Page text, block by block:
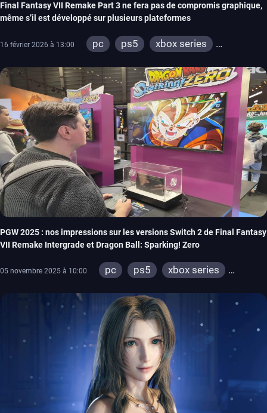
Final Fantasy VII Remake Part 3 ne fera pas de compromis graphique,
même s’il est développé sur plusieurs plateformes
16 février 2026 à 13:00 pc ps5
xbox series
PGW 2025 : nos impressions sur les versions Switch 2 de Final Fantasy
VII Remake Intergrade et Dragon Ball: Sparking! Zero
05 novembre 2025 à 10:00 pc ps5
xbox series